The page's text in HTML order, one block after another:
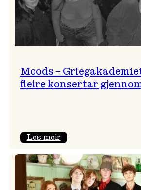
Moods –
fleire konsertar
Les meir:
–
Griegakademiet
speler